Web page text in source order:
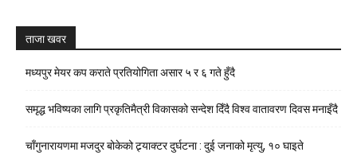
ताजा खवर
मध्यपुर मेयर कप कराते प्रतियोगिता असार ५ र ६ गते हुँदै
समृद्ध भविष्यका लागि प्रकृतिमैत्री विकासको सन्देश दिँदै विश्व वातावरण दिवस मनाइँदै
चाँगुनारायणमा मजदुर बोकेको ट्र्याक्टर दुर्घटना : दुई जनाको मृत्यु, १० घाइते